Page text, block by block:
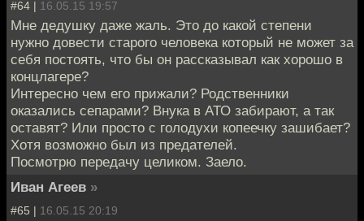
#64 | 16.05.15 19:57
Мне дедушку даже жаль. Это до какой степени
нужно довести старого человека который не может за
себя постоять, что бы он рассказывал как хорошо в
концлагере?
Интересно чем его прижали? Родственники
оказались сепарами? Внука в АТО забирают, а так
оставят? Или просто с голодухи копеечку зашибает?
Хотя возможно был из предателей.
Посмотрю передачу целиком. Заело.
Иван Агеев »
#65 | 16.05.15 20:19